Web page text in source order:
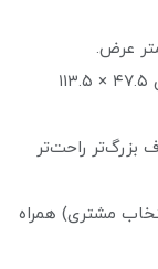
•ابعاد برش: ۴۷۵ × ۱۱۳۵ میلی‌متر (تقریباً همان ۴۷.۵ × ۱۱۳.۵
بزرگ‌تر راحت‌تر
مشتری) همراه